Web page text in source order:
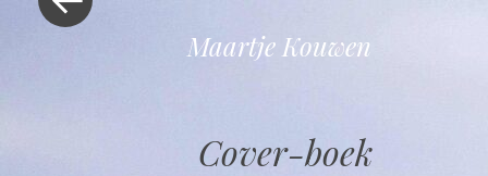
Maartje Kouwen
Cover-boek